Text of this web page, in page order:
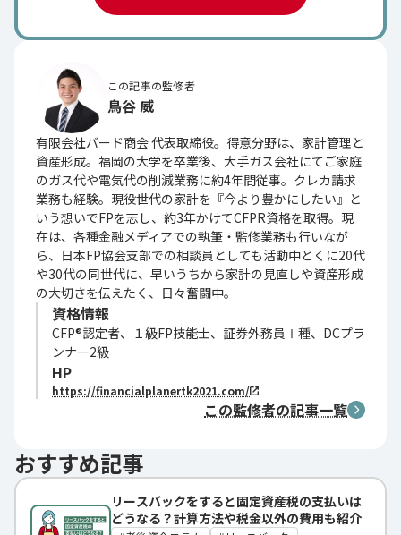
この記事の監修者
鳥谷 威
有限会社バード商会 代表取締役。得意分野は、家計管理と
資産形成。福岡の大学を卒業後、大手ガス会社にてご家庭
のガス代や電気代の削減業務に約4年間従事。クレカ請求
業務も経験。現役世代の家計を『今より豊かにしたい』と
いう想いでFPを志し、約3年かけてCFPR資格を取得。現
在は、各種金融メディアでの執筆・監修業務も行いなが
ら、日本FP協会支部での相談員としても活動中とくに20代
や30代の同世代に、早いうちから家計の見直しや資産形成
の大切さを伝えたく、日々奮闘中。
資格情報
CFP®認定者、１級FP技能士、証券外務員Ⅰ種、DCプラ
ンナー2級
HP
https://financialplanertk2021.com/
この監修者の記事一覧
おすすめ記事
リースバックをすると固定資産税の支払いは
どうなる？計算方法や税金以外の費用も紹介